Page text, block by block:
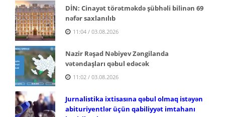
DİN: Cinayət törətməkdə şübhəli bilinən 69
nəfər saxlanılıb
11:04 / 03.08.2026
Nazir Rəşad Nəbiyev Zəngilanda
vətəndaşları qəbul edəcək
11:02 / 03.08.2026
Jurnalistika ixtisasına qəbul olmaq istəyən
abituriyentlər üçün qabiliyyət imtahanı